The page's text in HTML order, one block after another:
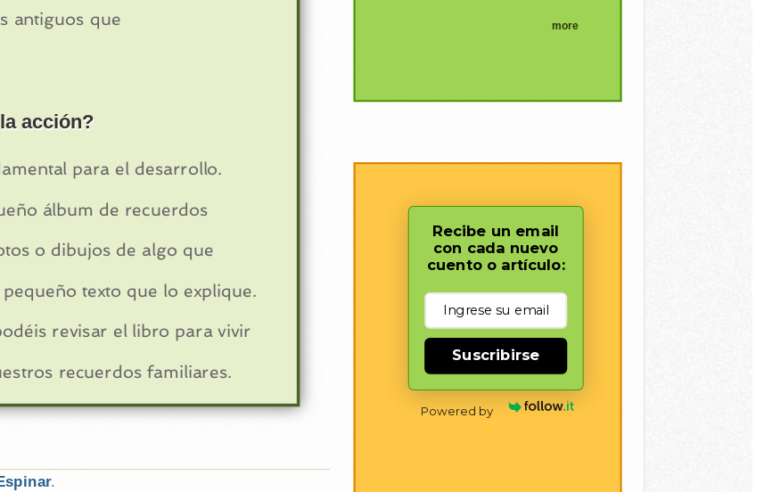
antiguos que
acción?
para el desarrollo.
álbum de recuerdos
o dibujos de algo que
texto que lo explique.
revisar el libro para vivir
recuerdos familiares.
.
more
Recibe un email
con cada nuevo
cuento o artículo:
Suscribirse
Powered by